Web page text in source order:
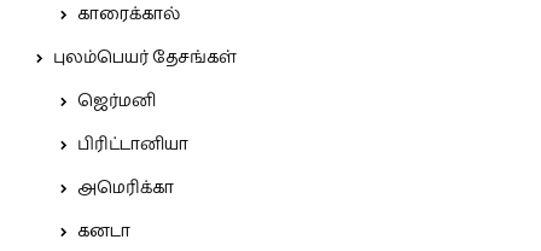
காரைக்கால்
புலம்பெயர் தேசங்கள்
ஜெர்மனி
பிரிட்டானியா
அமெரிக்கா
கனடா